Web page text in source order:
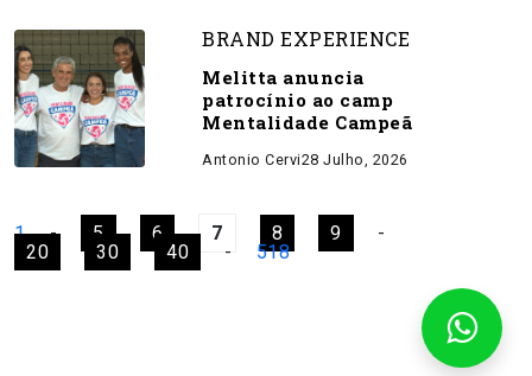
BRAND EXPERIENCE
Melitta anuncia
patrocínio ao camp
Mentalidade Campeã
Antonio Cervi28 Julho, 2026
1 - 5 6 7 8 9
-
20
30 40 - 518